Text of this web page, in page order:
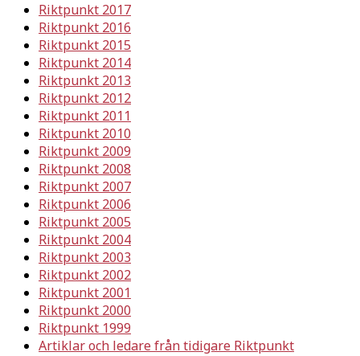
Riktpunkt 2017
Riktpunkt 2016
Riktpunkt 2015
Riktpunkt 2014
Riktpunkt 2013
Riktpunkt 2012
Riktpunkt 2011
Riktpunkt 2010
Riktpunkt 2009
Riktpunkt 2008
Riktpunkt 2007
Riktpunkt 2006
Riktpunkt 2005
Riktpunkt 2004
Riktpunkt 2003
Riktpunkt 2002
Riktpunkt 2001
Riktpunkt 2000
Riktpunkt 1999
Artiklar och ledare från tidigare Riktpunkt